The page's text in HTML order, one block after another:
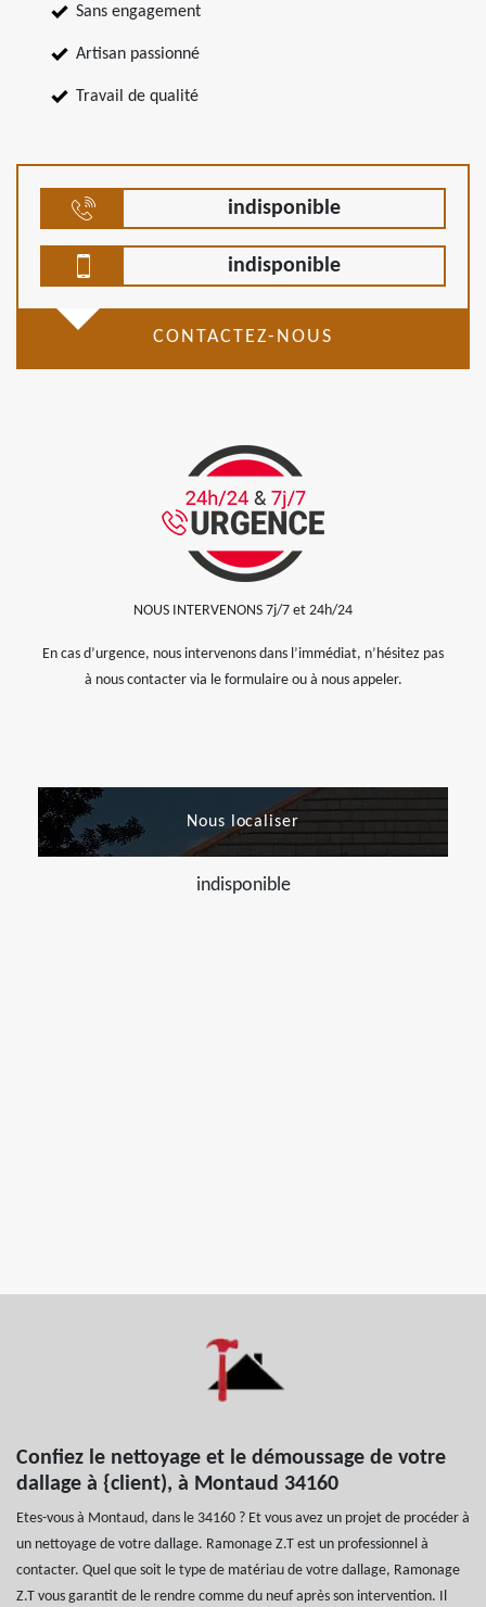
Sans engagement
Artisan passionné
Travail de qualité
indisponible
indisponible
CONTACTEZ-NOUS
NOUS INTERVENONS 7j/7 et 24h/24
En cas d’urgence, nous intervenons dans l’immédiat, n’hésitez pas
à nous contacter via le formulaire ou à nous appeler.
Nous localiser
indisponible
Confiez le nettoyage et le démoussage de votre
dallage à {client), à Montaud 34160
Etes-vous à Montaud, dans le 34160 ? Et vous avez un projet de procéder à
un nettoyage de votre dallage. Ramonage Z.T est un professionnel à
contacter. Quel que soit le type de matériau de votre dallage, Ramonage
Z.T vous garantit de le rendre comme du neuf après son intervention. Il